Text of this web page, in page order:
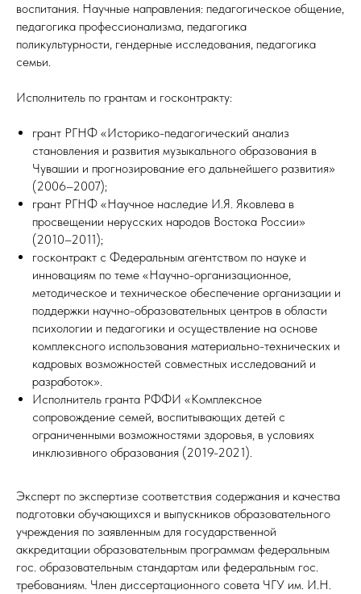
воспитания. Научные направления: педагогическое общение,
педагогика профессионализма, педагогика
поликультурности, гендерные исследования, педагогика
семьи.
Исполнитель по грантам и госконтракту:
грант РГНФ «Историко-педагогический анализ
становления и развития музыкального образования в
Чувашии и прогнозирование его дальнейшего развития»
(2006–2007);
грант РГНФ «Научное наследие И.Я. Яковлева в
просвещении нерусских народов Востока России»
(2010–2011);
госконтракт с Федеральным агентством по науке и
инновациям по теме «Научно-организационное,
методическое и техническое обеспечение организации и
поддержки научно-образовательных центров в области
психологии и педагогики и осуществление на основе
комплексного использования материально-технических и
кадровых возможностей совместных исследований и
разработок».
Исполнитель гранта РФФИ «Комплексное
сопровождение семей, воспитывающих детей с
ограниченными возможностями здоровья, в условиях
инклюзивного образования (2019-2021).
Эксперт по экспертизе соответствия содержания и качества
подготовки обучающихся и выпускников образовательного
учреждения по заявленным для государственной
аккредитации образовательным программам федеральным
гос. образовательным стандартам или федеральным гос.
требованиям. Член диссертационного совета ЧГУ им. И.Н.